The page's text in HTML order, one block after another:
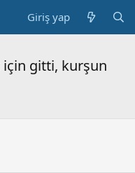
Giriş yap
gitti, kurşun